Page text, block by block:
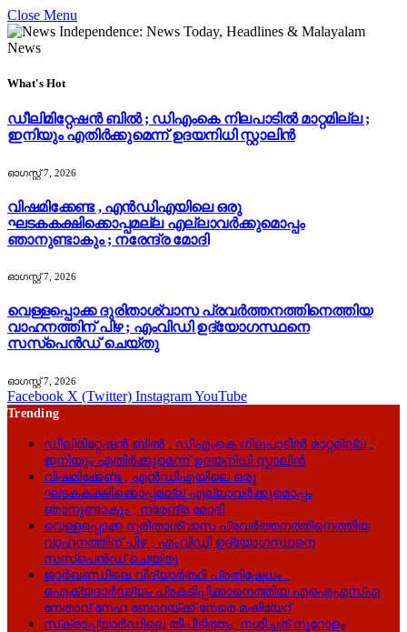
Close Menu
What's Hot
ഡീലിമിറ്റേഷൻ ബിൽ ; ഡിഎംകെ നിലപാടിൽ മാറ്റമില്ല ;
ഇനിയും എതിർക്കുമെന്ന് ഉദയനിധി സ്റ്റാലിൻ
ഓഗസ്റ്റ്‌ 7, 2026
വിഷമിക്കേണ്ട , എൻ‌ഡി‌എയിലെ ഒരു
ഘടകകക്ഷിക്കൊപ്പമല്ല എല്ലാവർക്കുമൊപ്പം
ഞാനുണ്ടാകും ; നരേന്ദ്ര മോദി
ഓഗസ്റ്റ്‌ 7, 2026
വെള്ളപ്പൊക്ക ദുരിതാശ്വാസ പ്രവർത്തനത്തിനെത്തിയ
വാഹനത്തിന് പിഴ ; എംവിഡി ഉദ്യോഗസ്ഥനെ
സസ്‌പെൻഡ് ചെയ്തു
ഓഗസ്റ്റ്‌ 7, 2026
Facebook X (Twitter) InstagramYouTube
Trending
ഡീലിമിറ്റേഷൻ ബിൽ ; ഡിഎംകെ നിലപാടിൽ മാറ്റമില്ല ;
ഇനിയും എതിർക്കുമെന്ന് ഉദയനിധി സ്റ്റാലിൻ
വിഷമിക്കേണ്ട , എൻ‌ഡി‌എയിലെ ഒരു
ഘടകകക്ഷിക്കൊപ്പമല്ല എല്ലാവർക്കുമൊപ്പം
ഞാനുണ്ടാകും ; നരേന്ദ്ര മോദി
വെള്ളപ്പൊക്ക ദുരിതാശ്വാസ പ്രവർത്തനത്തിനെത്തിയ
വാഹനത്തിന് പിഴ ; എംവിഡി ഉദ്യോഗസ്ഥനെ
സസ്‌പെൻഡ് ചെയ്തു
ജാർഖണ്ഡിലെ വിദ്യാർത്ഥി പ്രതിഷേധം :
ഐക്യദാർഢ്യം പ്രകടിപ്പിക്കാനെത്തിയ എഐഎസ്എ
നേതാവ് നേഹ ബോറയ്ക്ക് നേരെ മഷിയേറ്
സ്‌ക്രാപ്പ്‌യാർഡിലെ തീപിടിത്തം; നശിച്ചത് നൂറോളം